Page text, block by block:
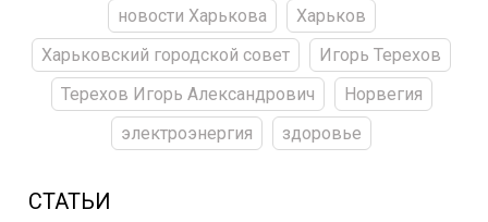
новости Харькова
Харьков
Харьковский городской совет
Игорь Терехов
Терехов Игорь Александрович
Норвегия
электроэнергия
здоровье
СТАТЬИ